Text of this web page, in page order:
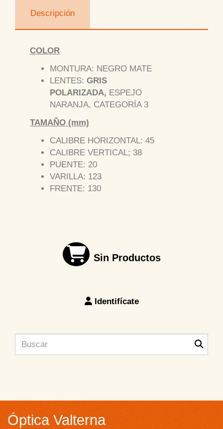
Descripción
COLOR
MONTURA: NEGRO MATE
LENTES: GRIS
POLARIZADA, ESPEJO
NARANJA, CATEGORÍA 3
TAMAÑO (mm)
CALIBRE HORIZONTAL: 45
CALIBRE VERTICAL; 38
PUENTE: 20
VARILLA: 123
FRENTE: 130
Sin Productos
Identifícate
Óptica Valterna